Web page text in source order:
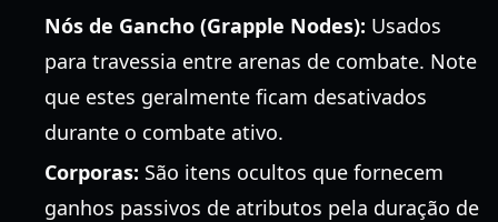
Nós de Gancho (Grapple Nodes): Usados
para travessia entre arenas de combate. Note
que estes geralmente ficam desativados
durante o combate ativo.
Corporas: São itens ocultos que fornecem
ganhos passivos de atributos pela duração de